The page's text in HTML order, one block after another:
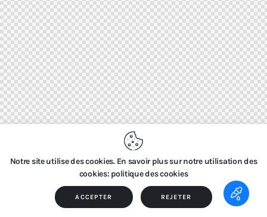
Notre site utilise des cookies. En savoir plus sur notre utilisation des
cookies: politique des cookies
ACCEPTER REJETER